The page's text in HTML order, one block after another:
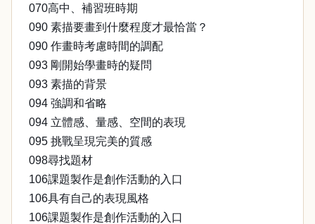
070高中、補習班時期
090 素描要畫到什麼程度才最恰當？
090 作畫時考慮時間的調配
093 剛開始學畫時的疑問
093 素描的背景
094 強調和省略
094 立體感、量感、空間的表現
095 挑戰呈現完美的質感
098尋找題材
106課題製作是創作活動的入口
106具有自己的表現風格
106課題製作是創作活動的入口